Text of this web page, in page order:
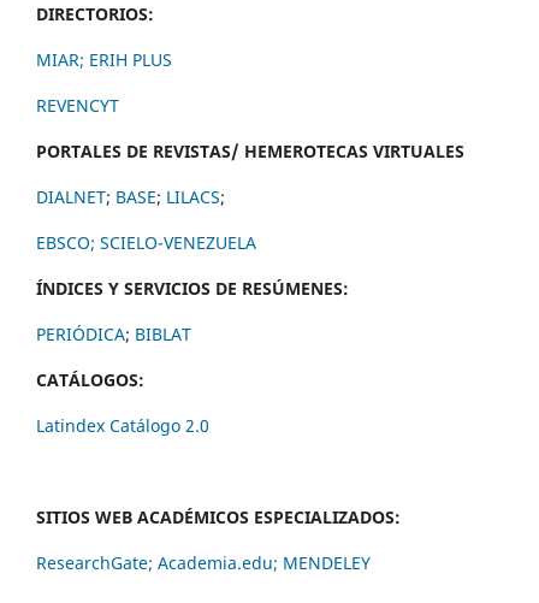
DIRECTORIOS:
MIAR; ERIH PLUS
REVENCYT
PORTALES DE REVISTAS/ HEMEROTECAS VIRTUALES
DIALNET; BASE; LILACS;
EBSCO; SCIELO-VENEZUELA
ÍNDICES Y SERVICIOS DE RESÚMENES:
PERIÓDICA; BIBLAT
CATÁLOGOS:
Latindex Catálogo 2.0
SITIOS WEB ACADÉMICOS ESPECIALIZADOS:
ResearchGate; Academia.edu; MENDELEY